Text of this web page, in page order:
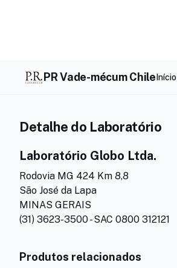
PR Vade-mécum ChileInício
Detalhe do Laboratório
Laboratório Globo Ltda.
Rodovia MG 424 Km 8,8
São José da Lapa
MINAS GERAIS
(31) 3623-3500 - SAC 0800 312121
Produtos relacionados